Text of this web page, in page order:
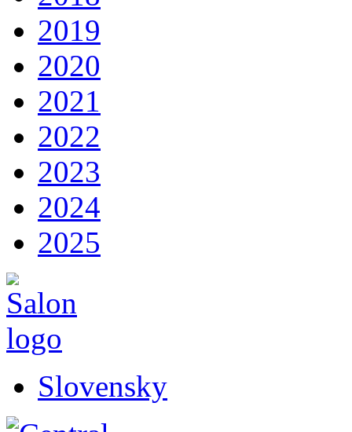
2019
2020
2021
2022
2023
2024
2025
Slovensky